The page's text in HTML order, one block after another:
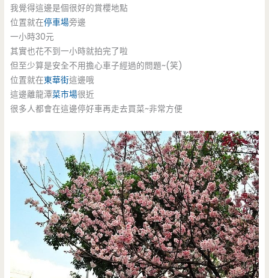
我覺得這邊是個很好的賞櫻地點
位置就在停車場旁邊
一小時30元
其實也花不到一小時就拍完了啦
但至少算是安全不用擔心車子經過的問題~(笑)
位置就在東華街這邊哦
這邊離龍潭菜市場很近
很多人都會在這邊停好車再走去買菜~非常方便